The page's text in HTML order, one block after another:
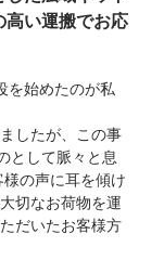
高い運搬でお応
を始めたのが私
したが、この事
として脈々と息
の声に耳を傾け
切なお荷物を運
だいたお客様方